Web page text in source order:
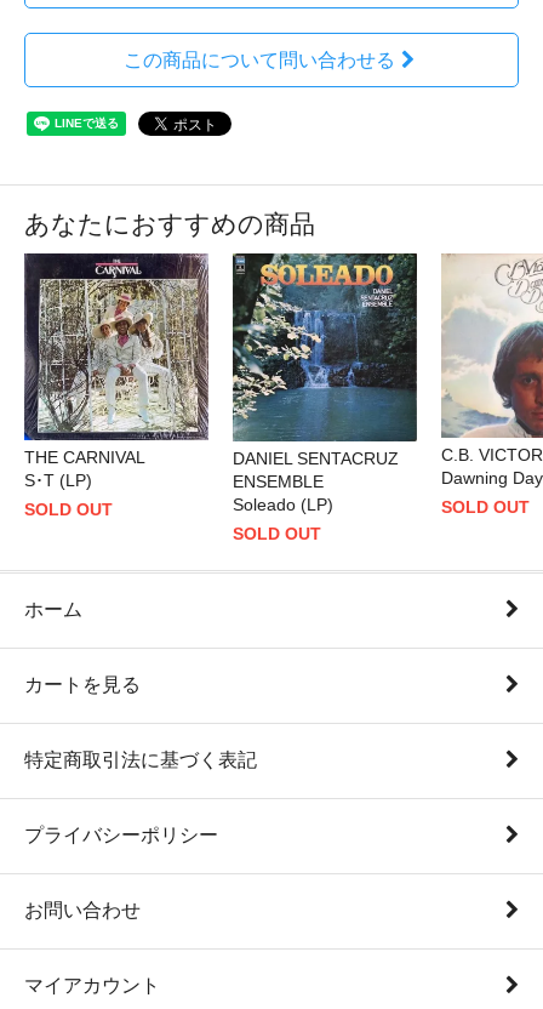
この商品について問い合わせる
あなたにおすすめの商品
THE CARNIVAL
S･T (LP)
SOLD OUT
DANIEL SENTACRUZ
ENSEMBLE
Soleado (LP)
SOLD OUT
C.B.
Dawning
SOLD OUT
ホーム
カートを見る
特定商取引法に基づく表記
プライバシーポリシー
お問い合わせ
マイアカウント